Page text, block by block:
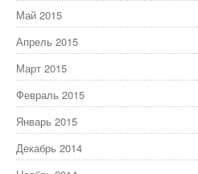
Май 2015
Апрель 2015
Март 2015
Февраль 2015
Январь 2015
Декабрь 2014